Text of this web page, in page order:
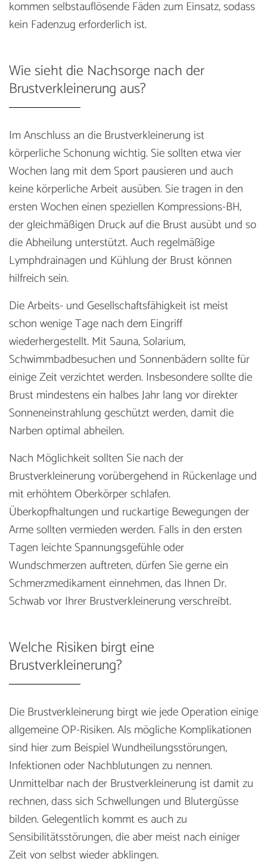
kommen selbstauflösende Fäden zum Einsatz, sodass
kein Fadenzug erforderlich ist.
Wie sieht die Nachsorge nach der
Brustverkleinerung aus?
Im Anschluss an die Brustverkleinerung ist
körperliche Schonung wichtig. Sie sollten etwa vier
Wochen lang mit dem Sport pausieren und auch
keine körperliche Arbeit ausüben. Sie tragen in den
ersten Wochen einen speziellen Kompressions-BH,
der gleichmäßigen Druck auf die Brust ausübt und so
die Abheilung unterstützt. Auch regelmäßige
Lymphdrainagen und Kühlung der Brust können
hilfreich sein.
Die Arbeits- und Gesellschaftsfähigkeit ist meist
schon wenige Tage nach dem Eingriff
wiederhergestellt. Mit Sauna, Solarium,
Schwimmbadbesuchen und Sonnenbädern sollte für
einige Zeit verzichtet werden. Insbesondere sollte die
Brust mindestens ein halbes Jahr lang vor direkter
Sonneneinstrahlung geschützt werden, damit die
Narben optimal abheilen.
Nach Möglichkeit sollten Sie nach der
Brustverkleinerung vorübergehend in Rückenlage und
mit erhöhtem Oberkörper schlafen.
Überkopfhaltungen und ruckartige Bewegungen der
Arme sollten vermieden werden. Falls in den ersten
Tagen leichte Spannungsgefühle oder
Wundschmerzen auftreten, dürfen Sie gerne ein
Schmerzmedikament einnehmen, das Ihnen Dr.
Schwab vor Ihrer Brustverkleinerung verschreibt.
Welche Risiken birgt eine
Brustverkleinerung?
Die Brustverkleinerung birgt wie jede Operation einige
allgemeine OP-Risiken. Als mögliche Komplikationen
sind hier zum Beispiel Wundheilungsstörungen,
Infektionen oder Nachblutungen zu nennen.
Unmittelbar nach der Brustverkleinerung ist damit zu
rechnen, dass sich Schwellungen und Blutergüsse
bilden. Gelegentlich kommt es auch zu
Sensibilitätsstörungen, die aber meist nach einiger
Zeit von selbst wieder abklingen.